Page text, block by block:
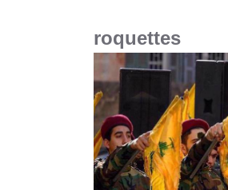
roquettes